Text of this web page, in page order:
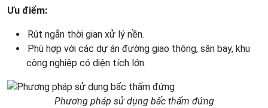
Ưu điểm:
Rút ngắn thời gian xử lý nền.
Phù hợp với các dự án đường giao thông, sân bay, khu
công nghiệp có diện tích lớn.
Phương pháp sử dụng bấc thấm đứng